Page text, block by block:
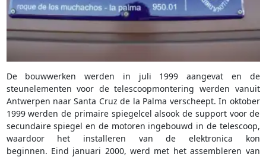
De bouwwerken werden in juli 1999 aangevat en de
steunelementen voor de telescoopmontering werden vanuit
Antwerpen naar Santa Cruz de la Palma verscheept. In oktober
1999 werden de primaire spiegelcel alsook de support voor de
secundaire spiegel en de motoren ingebouwd in de telescoop,
waardoor het installeren van de elektronica kon
beginnen. Eind januari 2000, werd met het assembleren van